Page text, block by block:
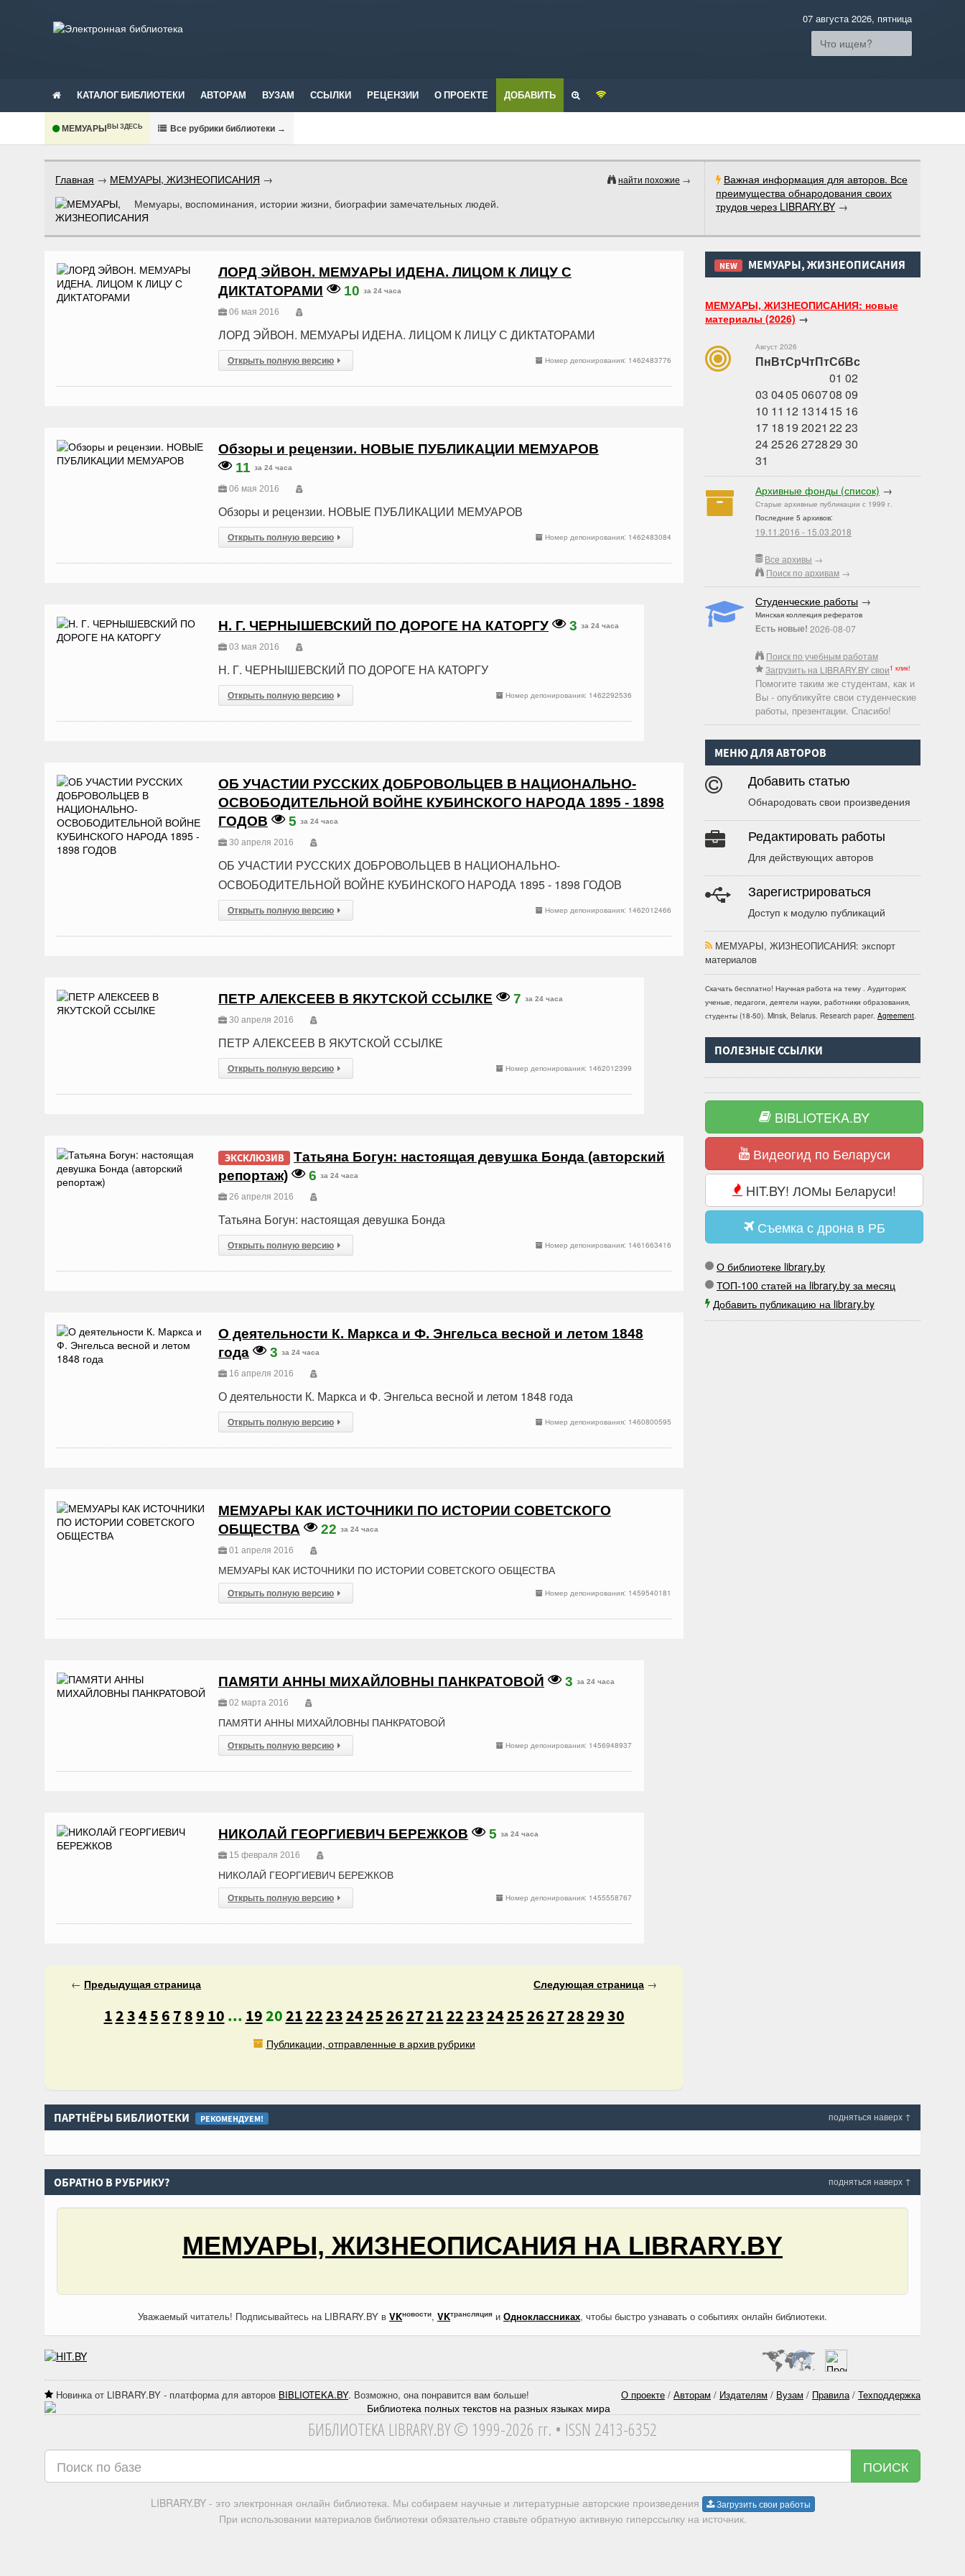
07 августа 2026, пятница
КАТАЛОГ БИБЛИОТЕКИ АВТОРАМ ВУЗАМ ССЫЛКИ РЕЦЕНЗИИ О ПРОЕКТЕ ДОБАВИТЬ
МЕМУАРЫВЫ ЗДЕСЬ Все рубрики библиотеки →
Важная информация для авторов. Все
преимущества обнародования своих
трудов через LIBRARY.BY →
найти похожие →
Главная → МЕМУАРЫ, ЖИЗНЕОПИСАНИЯ →
Мемуары, воспоминания, истории жизни, биографии замечательных людей.
NEW МЕМУАРЫ, ЖИЗНЕОПИСАНИЯ
МЕМУАРЫ, ЖИЗНЕОПИСАНИЯ: новые
материалы (2026) →
Август 2026
ПнВтСрЧтПтСбВс
01 02
03 0405060708 09
10 11 12 131415 16
17 1819 2021 22 23
242526272829 30
31
Архивные фонды (список) →
Старые архивные публикации с 1999 г.
Последние 5 архивов:
19.11.2016 - 15.03.2018
Все архивы →
Поиск по архивам →
Студенческие работы →
Минская коллекция рефератов
Есть новые! 2026-08-07
Поиск по учебным работам
Загрузить на LIBRARY.BY свои1 клик!
Помогите таким же студентам, как и
Вы - опубликуйте свои студенческие
работы, презентации. Спасибо!
МЕНЮ ДЛЯ АВТОРОВ
Добавить статью
Обнародовать свои произведения
Редактировать работы
Для действующих авторов
Зарегистрироваться
Доступ к модулю публикаций
МЕМУАРЫ, ЖИЗНЕОПИСАНИЯ: экспорт
материалов
Скачать бесплатно! Научная работа на тему . Аудитория:
ученые, педагоги, деятели науки, работники образования,
студенты (18-50). Minsk, Belarus. Research paper. Agreement.
ПОЛЕЗНЫЕ ССЫЛКИ
BIBLIOTEKA.BY
Видеогид по Беларуси
HIT.BY! ЛОМы Беларуси!
Съемка с дрона в РБ
О библиотеке library.by
ТОП-100 статей на library.by за месяц
Добавить публикацию на library.by
ЛОРД ЭЙВОН. МЕМУАРЫ ИДЕНА. ЛИЦОМ К ЛИЦУ С
ДИКТАТОРАМИ
10 за 24 часа
06 мая 2016
ЛОРД ЭЙВОН. МЕМУАРЫ ИДЕНА. ЛИЦОМ К ЛИЦУ С ДИКТАТОРАМИ
Номер депонирования: 1462483776
Открыть полную версию
Обзоры и рецензии. НОВЫЕ ПУБЛИКАЦИИ МЕМУАРОВ
11 за 24 часа
06 мая 2016
Обзоры и рецензии. НОВЫЕ ПУБЛИКАЦИИ МЕМУАРОВ
Номер депонирования: 1462483084
Открыть полную версию
Н. Г. ЧЕРНЫШЕВСКИЙ ПО ДОРОГЕ НА КАТОРГУ 3 за 24 часа
03 мая 2016
Н. Г. ЧЕРНЫШЕВСКИЙ ПО ДОРОГЕ НА КАТОРГУ
Номер депонирования: 1462292536
Открыть полную версию
ОБ УЧАСТИИ РУССКИХ ДОБРОВОЛЬЦЕВ В НАЦИОНАЛЬНО-
ОСВОБОДИТЕЛЬНОЙ ВОЙНЕ КУБИНСКОГО НАРОДА 1895 - 1898
ГОДОВ
5 за 24 часа
30 апреля 2016
ОБ УЧАСТИИ РУССКИХ ДОБРОВОЛЬЦЕВ В НАЦИОНАЛЬНО-
ОСВОБОДИТЕЛЬНОЙ ВОЙНЕ КУБИНСКОГО НАРОДА 1895 - 1898 ГОДОВ
Номер депонирования: 1462012466
Открыть полную версию
ПЕТР АЛЕКСЕЕВ В ЯКУТСКОЙ ССЫЛКЕ 7 за 24 часа
30 апреля 2016
ПЕТР АЛЕКСЕЕВ В ЯКУТСКОЙ ССЫЛКЕ
Номер депонирования: 1462012399
Открыть полную версию
ЭКСКЛЮЗИВ
Татьяна Богун: настоящая девушка Бонда (авторский
репортаж)
6 за 24 часа
26 апреля 2016
Татьяна Богун: настоящая девушка Бонда
Номер депонирования: 1461663416
Открыть полную версию
О деятельности К. Маркса и Ф. Энгельса весной и летом 1848
года
3 за 24 часа
16 апреля 2016
О деятельности К. Маркса и Ф. Энгельса весной и летом 1848 года
Номер депонирования: 1460800595
Открыть полную версию
МЕМУАРЫ КАК ИСТОЧНИКИ ПО ИСТОРИИ СОВЕТСКОГО
ОБЩЕСТВА
22 за 24 часа
01 апреля 2016
МЕМУАРЫ КАК ИСТОЧНИКИ ПО ИСТОРИИ СОВЕТСКОГО ОБЩЕСТВА
Номер депонирования: 1459540181
Открыть полную версию
ПАМЯТИ АННЫ МИХАЙЛОВНЫ ПАНКРАТОВОЙ 3 за 24 часа
02 марта 2016
ПАМЯТИ АННЫ МИХАЙЛОВНЫ ПАНКРАТОВОЙ
Номер депонирования: 1456948937
Открыть полную версию
НИКОЛАЙ ГЕОРГИЕВИЧ БЕРЕЖКОВ 5 за 24 часа
15 февраля 2016
НИКОЛАЙ ГЕОРГИЕВИЧ БЕРЕЖКОВ
Номер депонирования: 1455558767
Открыть полную версию
← Предыдущая страница Следующая страница →
12345 6 7 89 10 ... 19202122232425262721222324252627282930
Публикации, отправленные в архив рубрики
подняться наверх ↑
ПАРТНЁРЫ БИБЛИОТЕКИ РЕКОМЕНДУЕМ!
подняться наверх ↑
ОБРАТНО В РУБРИКУ?
МЕМУАРЫ, ЖИЗНЕОПИСАНИЯ НА LIBRARY.BY
Уважаемый читатель! Подписывайтесь на LIBRARY.BY в VKновости, VKтрансляция и Одноклассниках, чтобы быстро узнавать о событиях онлайн библиотеки.
О проекте / Авторам / Издателям / Вузам / Правила/ Техподдержка
Новинка от LIBRARY.BY - платформа для авторов BIBLIOTEKA.BY. Возможно, она понравится вам больше!
БИБЛИОТЕКА LIBRARY.BY © 1999-2026 гг. • ISSN 2413-6352
ПОИСК
LIBRARY.BY - это электронная онлайн библиотека. Мы собираем научные и литературные авторские произведения Загрузить свои работы
При использовании материалов библиотеки обязательно ставьте обратную активную гиперссылку на источник.